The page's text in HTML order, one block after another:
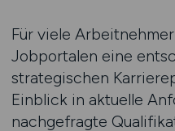
Für viele
Jobportalen eine
strategischen
Einblick in aktuelle
nachgefragte